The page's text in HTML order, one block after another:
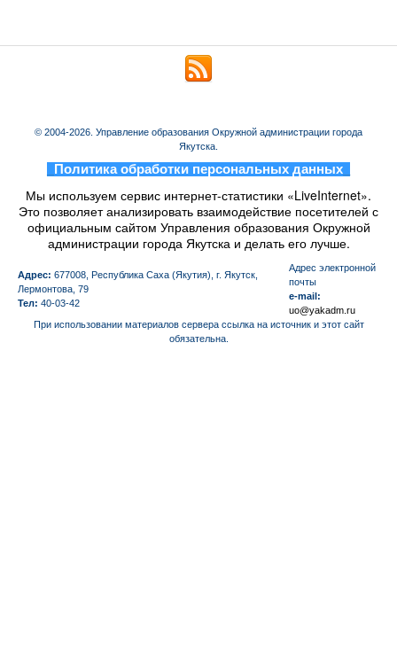
© 2004-2026. Управление образования Окружной администрации города
Якутска.
Политика обработки персональных данных
Мы используем сервис интернет-статистики «LiveInternet».
Это позволяет анализировать взаимодействие посетителей с
официальным сайтом Управления образования Окружной
администрации города Якутска и делать его лучше.
Адрес: 677008, Республика Саха (Якутия), г. Якутск,
Лермонтова, 79
Тел: 40-03-42
Aдрес электронной
почты
e-mail:
uo@yakadm.ru
При использовании материалов сервера ссылка на источник и этот сайт
обязательна.